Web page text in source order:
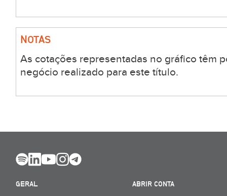
NOTAS
As cotações representadas no gráfico têm
negócio realizado para este título.
GERAL
ABRIR CONTA